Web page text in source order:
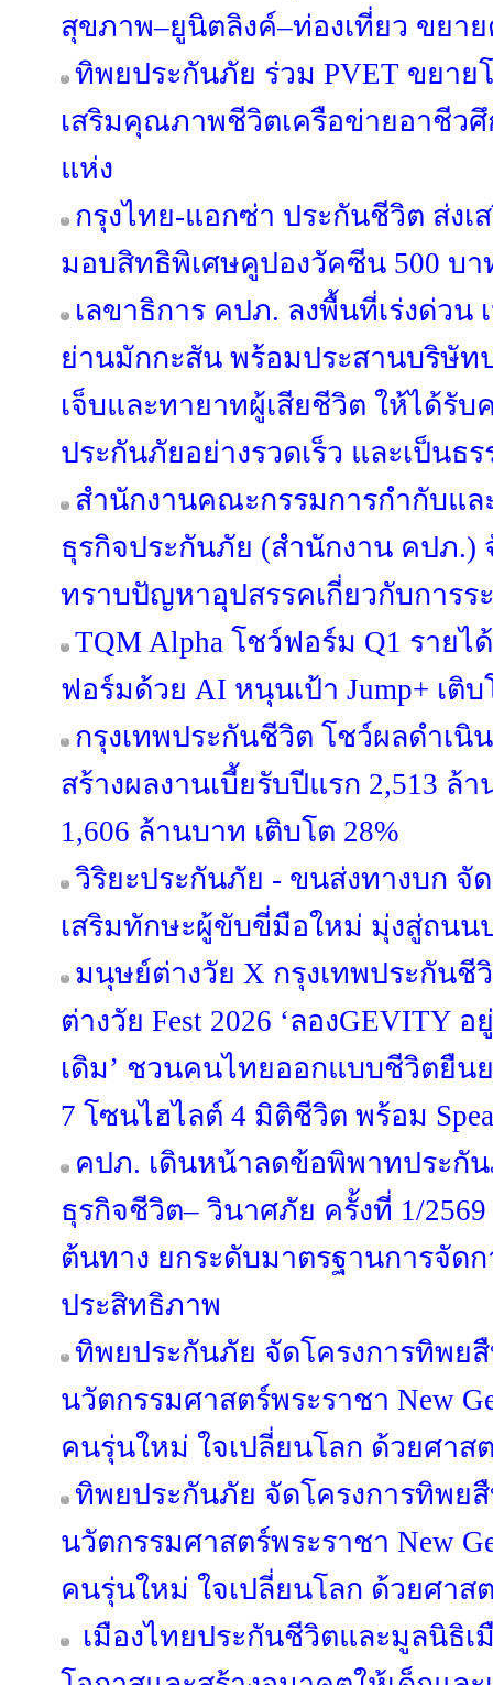
สุขภาพ–ยูนิตลิงค์–ท่องเที่ยว ขยา
ทิพยประกันภัย ร่วม PVET ขยาย
เสริมคุณภาพชีวิตเครือข่ายอาชีวศึ
แห่ง
กรุงไทย-แอกซ่า ประกันชีวิต ส่งเ
มอบสิทธิพิเศษคูปองวัคซีน 500 บ
เลขาธิการ คปภ. ลงพื้นที่เร่งด่วน
ย่านมักกะสัน พร้อมประสานบริษัท
เจ็บและทายาทผู้เสียชีวิต ให้ได้รั
ประกันภัยอย่างรวดเร็ว และเป็นธร
สำนักงานคณะกรรมการกำกับแล
ธุรกิจประกันภัย (สำนักงาน คปภ.)
ทราบปัญหาอุปสรรคเกี่ยวกับการร
TQM Alpha โชว์ฟอร์ม Q1 รายไ
ฟอร์มด้วย AI หนุนเป้า Jump+ เติ
กรุงเทพประกันชีวิต โชว์ผลดำเนิ
สร้างผลงานเบี้ยรับปีแรก 2,513 ล้
1,606 ล้านบาท เติบโต 28%
วิริยะประกันภัย - ขนส่งทางบก จั
เสริมทักษะผู้ขับขี่มือใหม่ มุ่งสู่ถนน
มนุษย์ต่างวัย X กรุงเทพประกันชี
ต่างวัย Fest 2026 ‘ลองGEVITY
เดิม’ ชวนคนไทยออกแบบชีวิตยื
7 โซนไฮไลต์ 4 มิติชีวิต พร้อม
คปภ. เดินหน้าลดข้อพิพาทประกั
ธุรกิจชีวิต– วินาศภัย ครั้งที่ 1/
ต้นทาง ยกระดับมาตรฐานการจัดก
ประสิทธิภาพ
ทิพยประกันภัย จัดโครงการทิพย
นวัตกรรมศาสตร์พระราชา New
คนรุ่นใหม่ ใจเปลี่ยนโลก ด้วยศาส
ทิพยประกันภัย จัดโครงการทิพย
นวัตกรรมศาสตร์พระราชา New
คนรุ่นใหม่ ใจเปลี่ยนโลก ด้วยศาส
เมืองไทยประกันชีวิตและมูลนิธิเ